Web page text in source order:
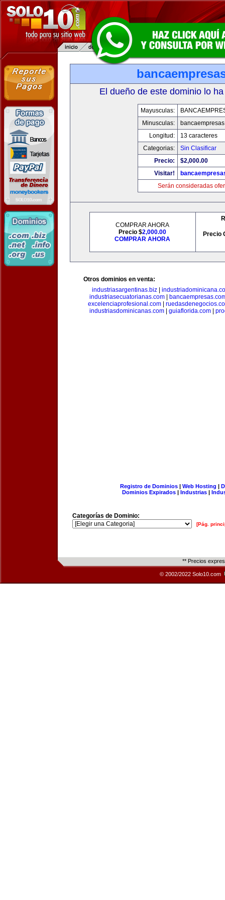
El dueño de este dominio lo
Mayusculas:
Minusculas:
Longitud:
13 caracteres
Categorias:
Sin Clasificar
Precio:
$2,000.00
Visitar!
Serán consideradas
COMPRAR AHORA
Precio $2,000.00
COMPRAR AHORA
Precio
Otros dominios en venta:
industriasargentinas.biz
industriasecuatorianas.com
excelenciaprofesional.com
industriasdominicanas.com
guiaflorida.com
Registro de Dominios| Web Hosting |
Dominios Expirados | Industrias |
Categorías de Dominio:
[Pág.
** Precios
© 2002/2022 Solo10.com